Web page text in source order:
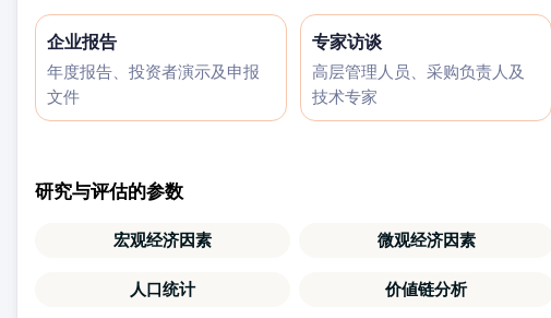
企业报告
年度报告、投资者演示及申报
文件
专家访谈
高层管理人员、采购负责人及
技术专家
研究与评估的参数
宏观经济因素 微观经济因素
人口统计 价値链分析